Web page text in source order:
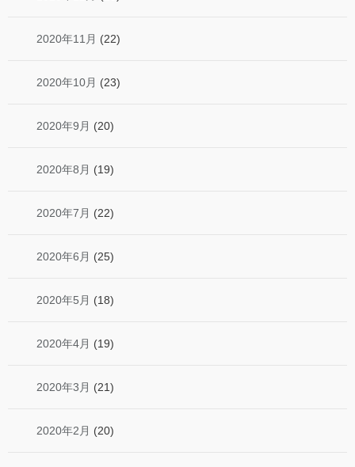
2020年11月 (22)
2020年10月 (23)
2020年9月 (20)
2020年8月 (19)
2020年7月 (22)
2020年6月 (25)
2020年5月 (18)
2020年4月 (19)
2020年3月 (21)
2020年2月 (20)